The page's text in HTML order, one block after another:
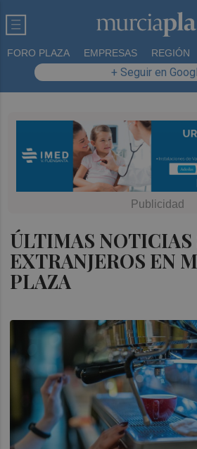
FORO PLAZA EMPRESAS REGIÓN
+ Seguir en
ÚLTIMAS NOTICIAS
EXTRANJEROS EN
PLAZA